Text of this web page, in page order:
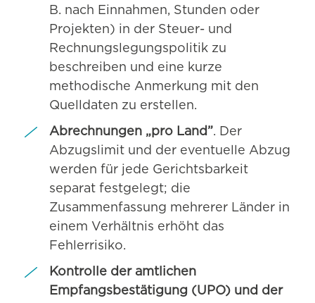
B. nach Einnahmen, Stunden oder
Projekten) in der Steuer- und
Rechnungslegungspolitik zu
beschreiben und eine kurze
methodische Anmerkung mit den
Quelldaten zu erstellen.
Abrechnungen „pro Land”. Der
Abzugslimit und der eventuelle Abzug
werden für jede Gerichtsbarkeit
separat festgelegt; die
Zusammenfassung mehrerer Länder in
einem Verhältnis erhöht das
Fehlerrisiko.
Kontrolle der amtlichen
Empfangsbestätigung (UPO) und der